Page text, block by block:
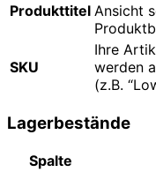
Produkttitel Ansicht
SKU
Ihre
werden
(z.B.
Lagerbestände
Spalte